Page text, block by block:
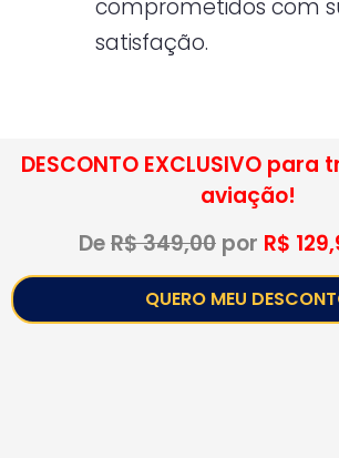
comprometidos com
satisfação.
DESCONTO EXCLUSIVO
aviação!
DeR$ 349,00 por R$
QUERO MEU